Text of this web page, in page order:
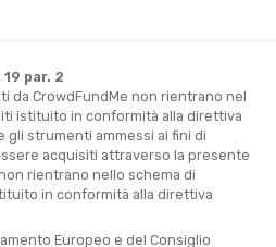
par. 2
da CrowdFundMe non rientrano nel
istituito in conformità alla direttiva
gli strumenti ammessi ai fini di
acquisiti attraverso la presente
rientrano nello schema di
in conformità alla direttiva
Europeo e del Consiglio